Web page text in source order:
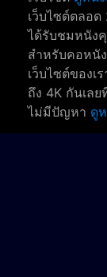
เว็บไซต์ตลอ
ได้รับชมหนัง
สำหรับคอหนั
เว็บไซต์ของเ
ถึง 4K กันเล
ไม่มีปัญหา ดู